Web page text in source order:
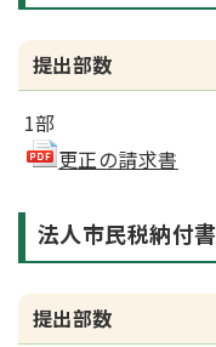
提出部数
1部
更正の請求書
法人市民税納付書
提出部数